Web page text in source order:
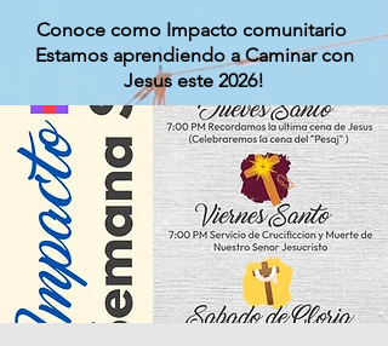
Conoce como Impacto comunitario
Estamos aprendiendo a Caminar con
Jesus este 2026!